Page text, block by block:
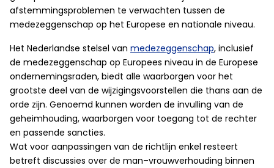
afstemmingsproblemen te verwachten tussen de
medezeggenschap op het Europese en nationale niveau.
Het Nederlandse stelsel van medezeggenschap, inclusief
de medezeggenschap op Europees niveau in de Europese
ondernemingsraden, biedt alle waarborgen voor het
grootste deel van de wijzigingsvoorstellen die thans aan de
orde zijn. Genoemd kunnen worden de invulling van de
geheimhouding, waarborgen voor toegang tot de rechter
en passende sancties.
Wat voor aanpassingen van de richtlijn enkel resteert
betreft discussies over de man–vrouwverhouding binnen